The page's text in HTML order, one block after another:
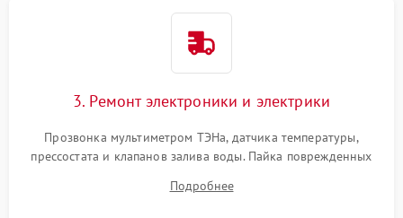
3. Ремонт электроники и электрики
Прозвонка мультиметром ТЭНа, датчика температуры,
прессостата и клапанов залива воды. Пайка поврежденных
Восстановление целостности проводки и контактов.
Подробнее